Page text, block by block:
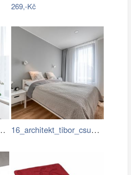
269,-Kč
16_architekt_tibor_csukas_byty_Luka.jpg